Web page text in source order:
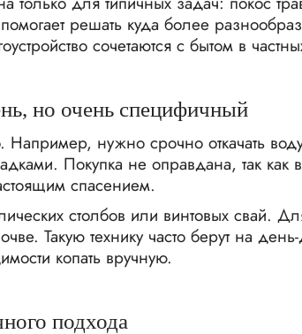
помогает решать куда более
сочетаются с бытом в
но очень специфичный
Например, нужно срочно откачать
Покупка не оправдана, так как
спасением.
столбов или винтовых свай.
Такую технику часто берут на
копать вручную.
подхода